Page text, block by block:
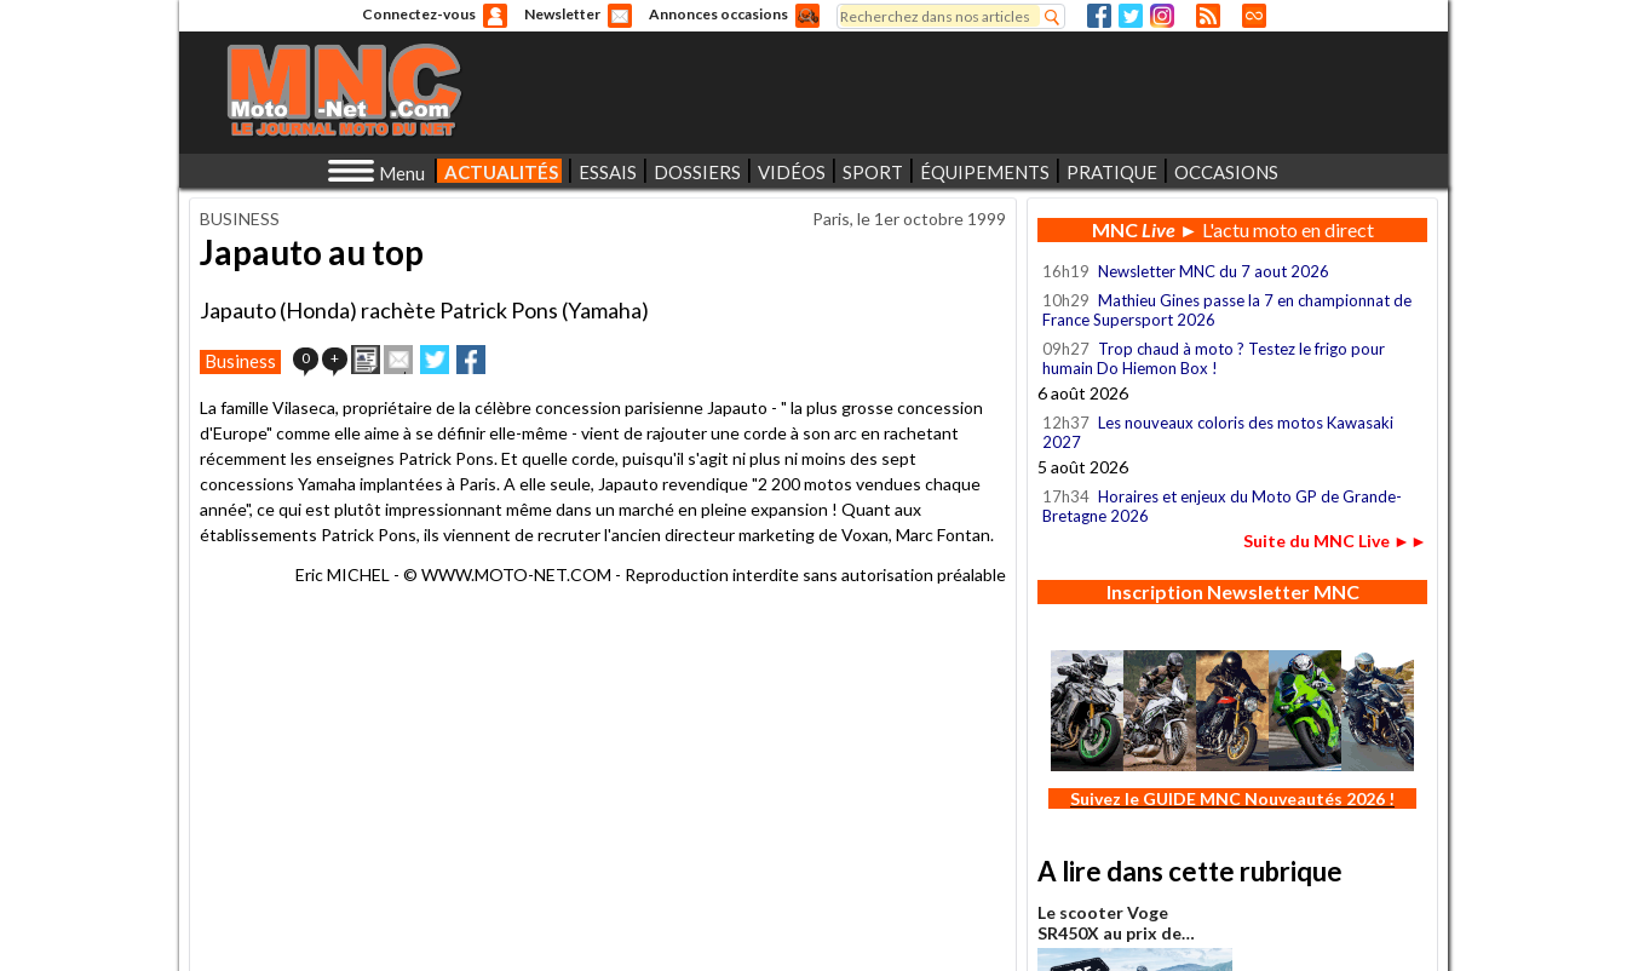
Connectez-vous Newsletter Annonces occasions
Formulaire de recherche
Rechercher
Menu ACTUALITÉS ESSAIS DOSSIERS VIDÉOS SPORT ÉQUIPEMENTS PRATIQUE OCCASIONS
BUSINESS Paris, le 1er octobre 1999
Japauto au top
Japauto (Honda) rachète Patrick Pons (Yamaha)
Business 0 + ImprimerEnvoyer
cet
à
un
ami
Partager
sur
sur
La famille Vilaseca, propriétaire de la célèbre concession parisienne Japauto - " la plus grosse concession
d'Europe" comme elle aime à se définir elle-même - vient de rajouter une corde à son arc en rachetant
récemment les enseignes Patrick Pons. Et quelle corde, puisqu'il s'agit ni plus ni moins des sept
concessions Yamaha implantées à Paris. A elle seule, Japauto revendique "2 200 motos vendues chaque
année", ce qui est plutôt impressionnant même dans un marché en pleine expansion ! Quant aux
établissements Patrick Pons, ils viennent de recruter l'ancien directeur marketing de Voxan, Marc Fontan.
Eric MICHEL - © WWW.MOTO-NET.COM - Reproduction interdite sans autorisation préalable
MNCLive► L'actu moto en direct
16h19 Newsletter MNC du 7 aout 2026
10h29 Mathieu Gines passe la 7 en championnat de
France Supersport 2026
09h27 Trop chaud à moto ? Testez le frigo pour
humain Do Hiemon Box !
6 août 2026
12h37 Les nouveaux coloris des motos Kawasaki
2027
5 août 2026
17h34 Horaires et enjeux du Moto GP de Grande-
Bretagne 2026
Suite du MNC Live ►►
Inscription Newsletter MNC
Suivez le GUIDE MNC Nouveautés 2026 !
A lire dans cette rubrique
Le scooter Voge
SR450X au prix de…